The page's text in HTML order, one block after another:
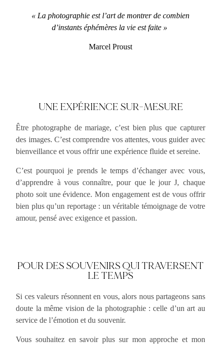
« La photographie est l’art de montrer de combien
d’instants éphémères la vie est faite »
Marcel Proust
UNE EXPÉRIENCE SUR-MESURE
Être photographe de mariage, c’est bien plus que capturer
des images. C’est comprendre vos attentes, vous guider avec
bienveillance et vous offrir une expérience fluide et sereine.
C’est pourquoi je prends le temps d’échanger avec vous,
d’apprendre à vous connaître, pour que le jour J, chaque
photo soit une évidence. Mon engagement est de vous offrir
bien plus qu’un reportage : un véritable témoignage de votre
amour, pensé avec exigence et passion.
POUR DES SOUVENIRS QUI TRAVERSENT
LE TEMPS
Si ces valeurs résonnent en vous, alors nous partageons sans
doute la même vision de la photographie : celle d’un art au
service de l’émotion et du souvenir.
Vous souhaitez en savoir plus sur mon approche et mon